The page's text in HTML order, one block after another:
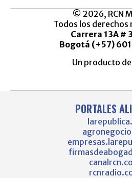
© 2026, RCN
Todos los derechos
Carrera 13A #
Bogotá (+57)
Un producto de
PORTALES